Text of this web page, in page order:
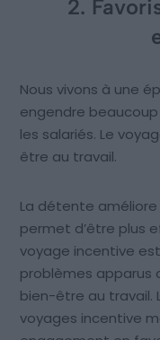
2.
Nous vivons à une
engendre
les salariés. Le
être au travail.
La détente
permet d’être plus
voyage incentive
problèmes apparus
bien-être au travail.
voyages incentive